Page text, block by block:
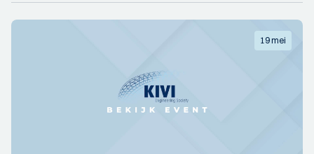
19 mei